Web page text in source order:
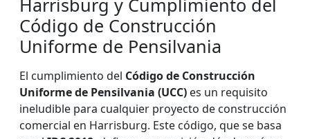
Harrisburg y Cumplimiento del
Código de Construcción
Uniforme de Pensilvania
El cumplimiento del Código de Construcción
Uniforme de Pensilvania (UCC) es un requisito
ineludible para cualquier proyecto de construcción
comercial en Harrisburg. Este código, que se basa